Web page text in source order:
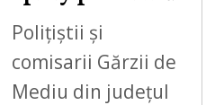
Polițiștii și
comisarii Gărzii de
Mediu din județul